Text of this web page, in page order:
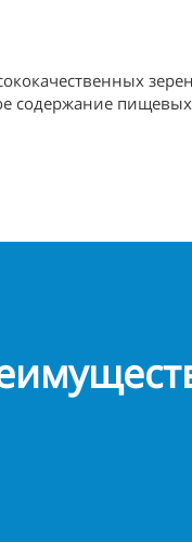
содержание